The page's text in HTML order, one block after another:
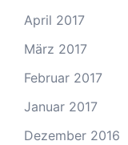
April 2017
März 2017
Februar 2017
Januar 2017
Dezember 2016